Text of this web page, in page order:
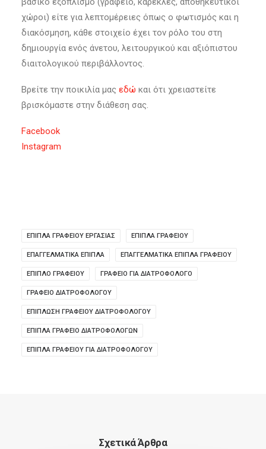
χώροι) είτε για λεπτομέρειες όπως ο φωτισμός και η
διακόσμηση, κάθε στοιχείο έχει τον ρόλο του στη
δημιουργία ενός άνετου, λειτουργικού και αξιόπιστου
διαιτολογικού περιβάλλοντος.
Βρείτε την ποικιλία μας εδώ και ότι χρειαστείτε
βρισκόμαστε στην διάθεση σας.
Facebook
Instagram
ΈΠΙΠΛΑ ΓΡΑΦΕΊΟΥ ΕΡΓΑΣΙΑΣ ΈΠΙΠΛΑ ΓΡΑΦΕΊΟΥ
ΕΠΑΓΓΕΛΜΑΤΙΚΆ ΈΠΙΠΛΑ ΕΠΑΓΓΕΛΜΑΤΙΚΆ ΈΠΙΠΛΑ ΓΡΑΦΕΊΟΥ
ΕΠΙΠΛΟ ΓΡΑΦΕΙΟΥ ΓΡΑΦΕΊΟ ΓΙΑ ΔΙΑΤΡΟΦΟΛΌΓΟ
ΓΡΑΦΕΊΟ ΔΙΑΤΡΟΦΟΛΌΓΟΥ
ΕΠΊΠΛΩΣΗ ΓΡΑΦΕΊΟΥ ΔΙΑΤΡΟΦΟΛΌΓΟΥ
ΕΠΙΠΛΑ ΓΡΑΦΕΙΟ ΔΙΑΤΡΟΦΟΛΟΓΩΝ
ΕΠΙΠΛΑ ΓΡΑΦΕΙΟΥ ΓΙΑ ΔΙΑΤΡΟΦΟΛΟΓΟΥ
Σχετικά Άρθρα